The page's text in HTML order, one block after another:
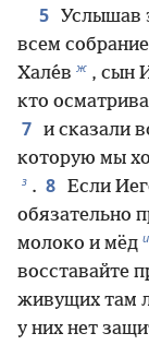
5 Услышав
всем
Хале́в ж , сын
кто
7 и сказали
которую мы
з . 8 Если
обязательно
молоко и мёд и
восставайте
живущих там
у них нет